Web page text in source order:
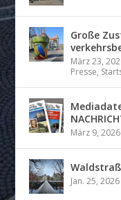
Große
März 23,
Presse,
März 9, 2026
Jan. 25, 2026